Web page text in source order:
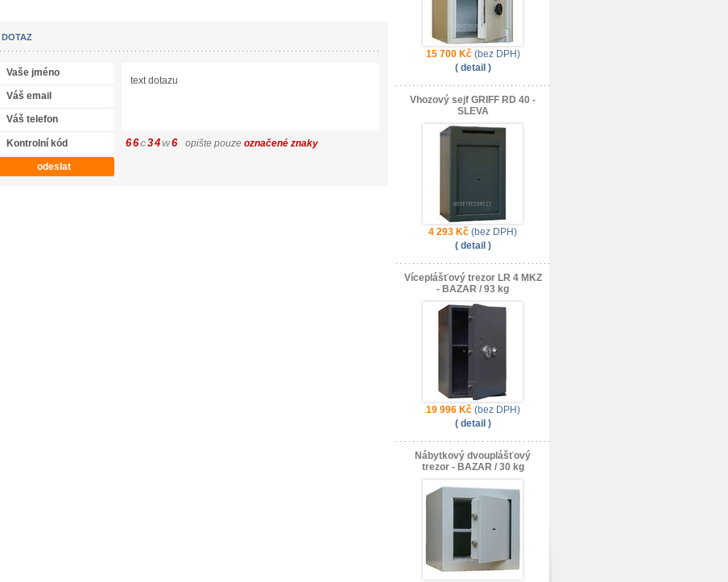
DOTAZ
66c34w6 opište pouze označené znaky
15 700 Kč(bez DPH)
( detail )
Vhozový sejf GRIFF RD 40 -
SLEVA
4 293 Kč (bez DPH)
( detail )
Víceplášťový trezor LR 4 MKZ
- BAZAR / 93 kg
19 996 Kč(bez DPH)
( detail )
Nábytkový dvouplášťový
trezor - BAZAR / 30 kg